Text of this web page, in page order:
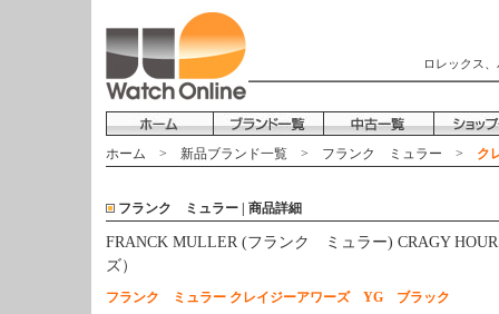
ロレックス
ホーム > 新品ブランド一覧 > フランク ミュラー > ク
フランク ミュラー | 商品詳細
FRANCK MULLER (フランク ミュラー) CRAGY
ズ）
フランク ミュラー クレイジーアワーズ YG ブラック